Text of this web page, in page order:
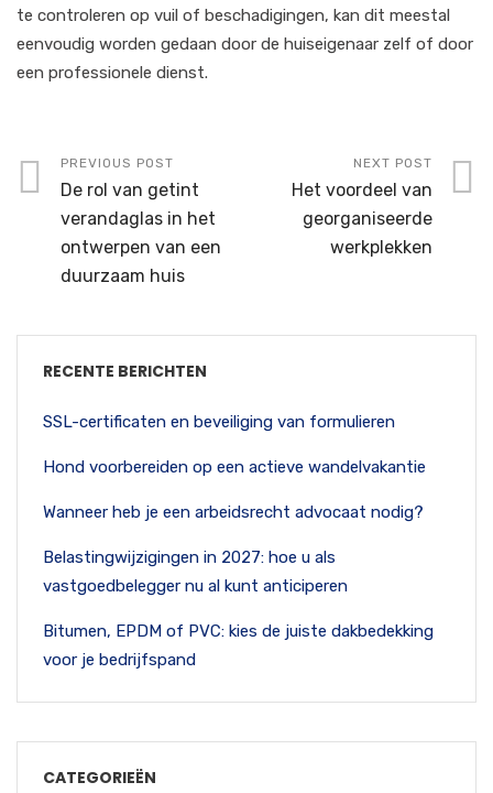
te controleren op vuil of beschadigingen, kan dit meestal
eenvoudig worden gedaan door de huiseigenaar zelf of door
een professionele dienst.
PREVIOUS POST
De rol van getint
verandaglas in het
ontwerpen van een
duurzaam huis
NEXT POST
Het voordeel van
georganiseerde
werkplekken
RECENTE BERICHTEN
SSL-certificaten en beveiliging van formulieren
Hond voorbereiden op een actieve wandelvakantie
Wanneer heb je een arbeidsrecht advocaat nodig?
Belastingwijzigingen in 2027: hoe u als
vastgoedbelegger nu al kunt anticiperen
Bitumen, EPDM of PVC: kies de juiste dakbedekking
voor je bedrijfspand
CATEGORIEËN